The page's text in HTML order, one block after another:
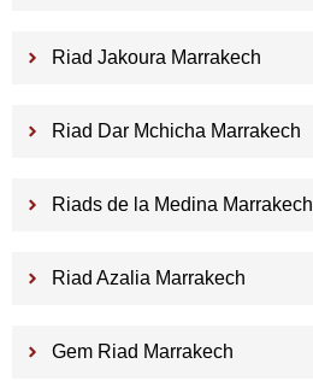
Riad Jakoura Marrakech
Riad Dar Mchicha Marrakech
Riads de la Medina Marrakech
Riad Azalia Marrakech
Gem Riad Marrakech